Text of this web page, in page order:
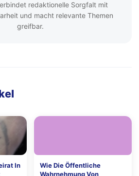
redaktionelle Sorgfalt mit
und macht relevante Themen
greifbar.
In
Wie Die Öffentliche
Wahrnehmung Von